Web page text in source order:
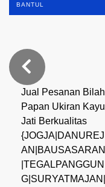
BANTUL
Jual Pesanan Bilah
Papan Ukiran Kayu
Jati Berkualitas
{JOGJA|DANUREJ
AN|BAUSASARAN
|TEGALPANGGUN
G|SURYATMAJAN|